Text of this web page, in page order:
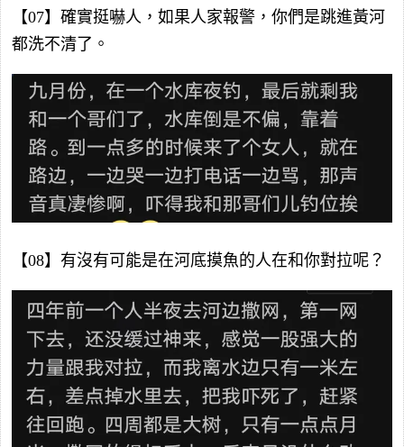
【07】確實挺嚇人，如果人家報警，你們是跳進黃河
都洗不清了。
【08】有沒有可能是在河底摸魚的人在和你對拉呢？